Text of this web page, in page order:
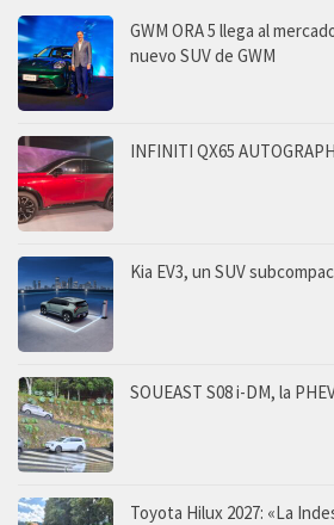
GWM ORA 5 llega al
nuevo SUV de GWM
INFINITI QX65
Kia EV3, un SUV
SOUEAST S08 i-DM, la
Toyota Hilux 2027: «La